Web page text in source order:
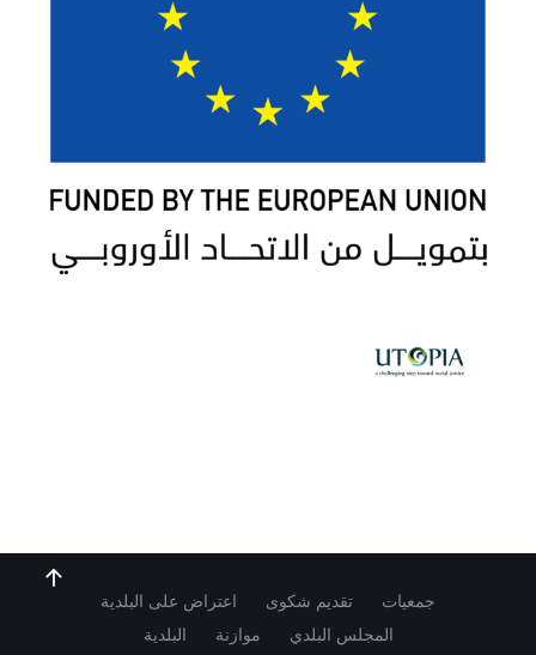
جمعيات تقديم شكوى
اعتراض على البلدية
المجلس البلدي
موازنة البلدية